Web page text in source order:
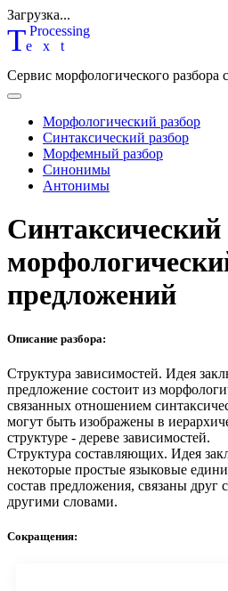
Загрузка...
Text
Processing
Сервис морфологического разбора
Морфологический разбор
Синтаксический разбор
Морфемный разбор
Синонимы
Антонимы
Синтаксический
предложений
Описание разбора:
Структура зависимостей. Идея
предложение состоит из
связанных отношением
могут быть изображены в
структуре - дереве зависимостей.
Структура составляющих. Идея
некоторые простые языковые
состав предложения, связаны друг
другими словами.
Сокращения: